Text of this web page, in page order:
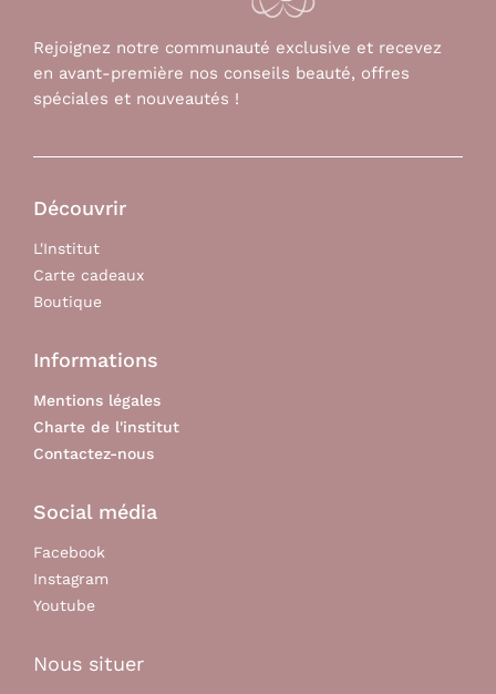
Rejoignez notre communauté exclusive et recevez
en avant-première nos conseils beauté, offres
L'Institut
Carte cadeaux
Mentions légales
Charte de l'institut
Facebook
Instagram